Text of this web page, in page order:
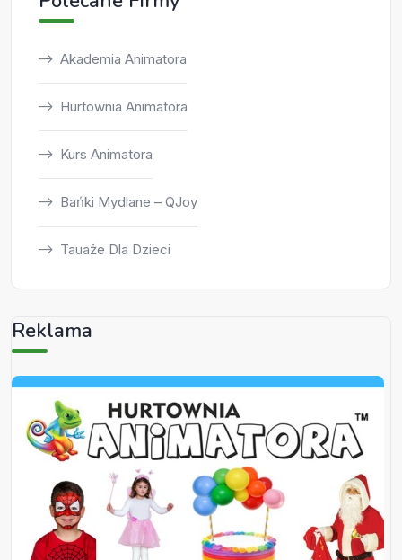
Akademia Animatora
Hurtownia Animatora
Kurs Animatora
Bańki Mydlane – QJoy
Tauaże Dla Dzieci
Reklama